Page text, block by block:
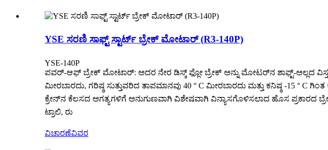
YSE ಸರಣಿ ಸಾಫ್ಟ್ ಸ್ಟಾರ್ಟ್ ಬ್ರೇಕ್ ಮೋಟಾರ್ (R3-140P)
YSE-140P
ಪವರ್-ಆಫ್ ಬ್ರೇಕ್ ಮೋಟಾರ್: ಅದರ ನೇರ ಡಿಸ್ಕ್ ಫ್ಲೋ ಬ್ರೇಕ್ ಅನ್ನು ಮೋಟರ್‌ನ ಶಾಫ್ಟ್-ಅಲ್ಲದ
ಮೀರಬಾರದು, ಗರಿಷ್ಠ ಸುತ್ತುವರಿದ ತಾಪಮಾನವು 40 ° C ಮೀರಬಾರದು ಮತ್ತು ಕನಿಷ್ಠ -15 ° C
ಕ್ರೇನ್‌ನ ಕೆಲಸದ ಅಗತ್ಯಗಳಿಗೆ ಅನುಗುಣವಾಗಿ ವಿಶೇಷವಾಗಿ ವಿನ್ಯಾಸಗೊಳಿಸಲಾದ ಹೊಸ ಪ್ರಕಾರದ
ಟ್ರಾಲಿ, ರು
ವಿಚಾರಣೆವಿವರ